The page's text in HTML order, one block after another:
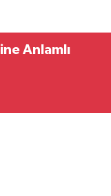
Anlamlı